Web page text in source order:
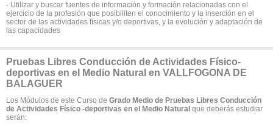
- Utilizar y buscar fuentes de información y formación relacionadas con el
ejercicio de la profesión que posibiliten el conocimiento y la inserción en el
sector de las actividades físicas y/o deportivas, y la evolución y adaptación de
las capacidades
Pruebas Libres Conducción de Actividades Físico-
deportivas en el Medio Natural en VALLFOGONA DE
BALAGUER
Los Módulos de este Curso de Grado Medio de Pruebas Libres Conducción
de Actividades Físico -deportivas en el Medio Natural que deberás estudiar
serán: